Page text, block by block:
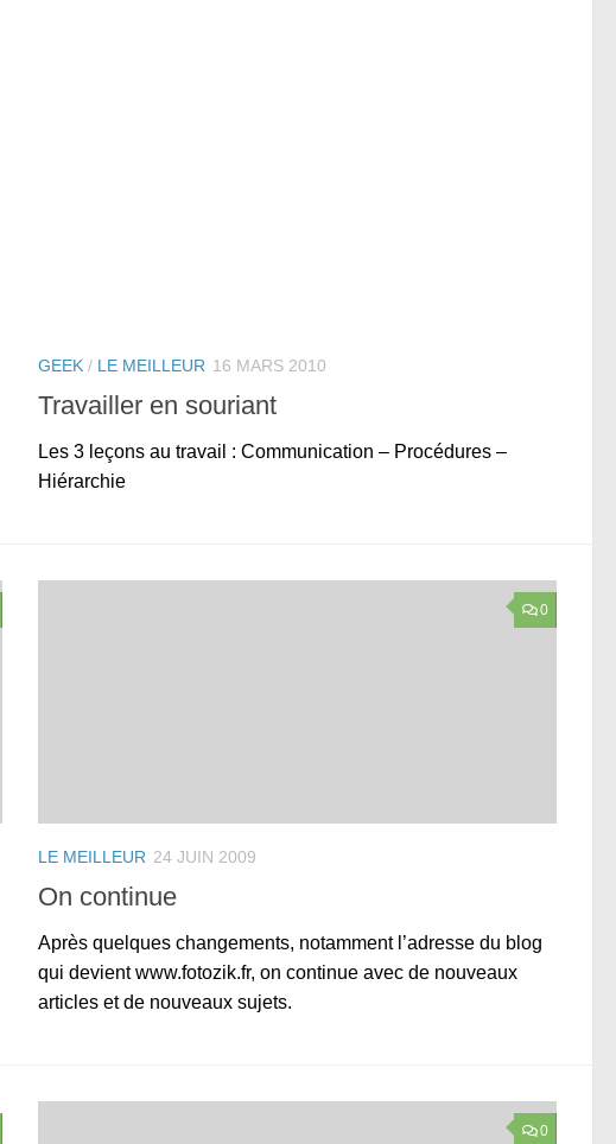
GEEK / LE MEILLEUR 16 MARS 2010
Travailler en souriant
Les 3 leçons au travail : Communication – Procédures –
Hiérarchie
0
LE MEILLEUR 24 JUIN 2009
On continue
Après quelques changements, notamment l’adresse du blog
qui devient www.fotozik.fr, on continue avec de nouveaux
articles et de nouveaux sujets.
0